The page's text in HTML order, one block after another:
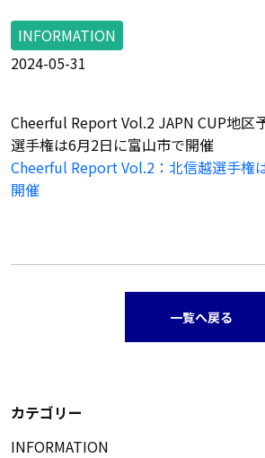
INFORMATION
2024-05-31
Cheerful Report Vol.2 JAPN CUP地区
選手権は6月2日に富山市で開催
Cheerful Report Vol.2：北信越選手権
開催
一覧へ戻る
カテゴリー
INFORMATION